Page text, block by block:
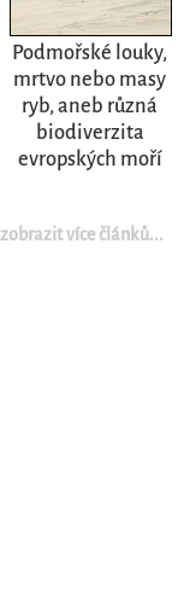
Podmořské louky,
mrtvo nebo masy
ryb, aneb různá
biodiverzita
evropských moří
zobrazit více článků...